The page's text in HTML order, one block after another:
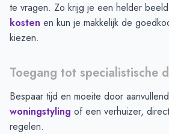
te vragen. Zo krijg je een helder
kosten en kun je makkelijk de
kiezen.
Toegang tot specialistische
Bespaar tijd en moeite door
woningstyling of een verhuizer,
regelen.